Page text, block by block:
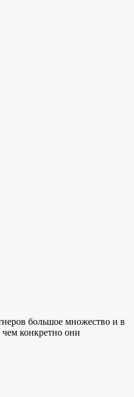
большое множество и в
конкретно они